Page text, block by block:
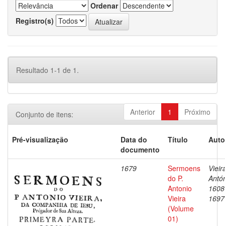
Ordenar
Registro(s)
Resultado 1-1 de 1.
Anterior 1 Próximo
Conjunto de itens:
Pré-visualização
Data do
documento
Título
1679
Sermoens
do P.
Antonio
Vieira
(Volume
01)
1697